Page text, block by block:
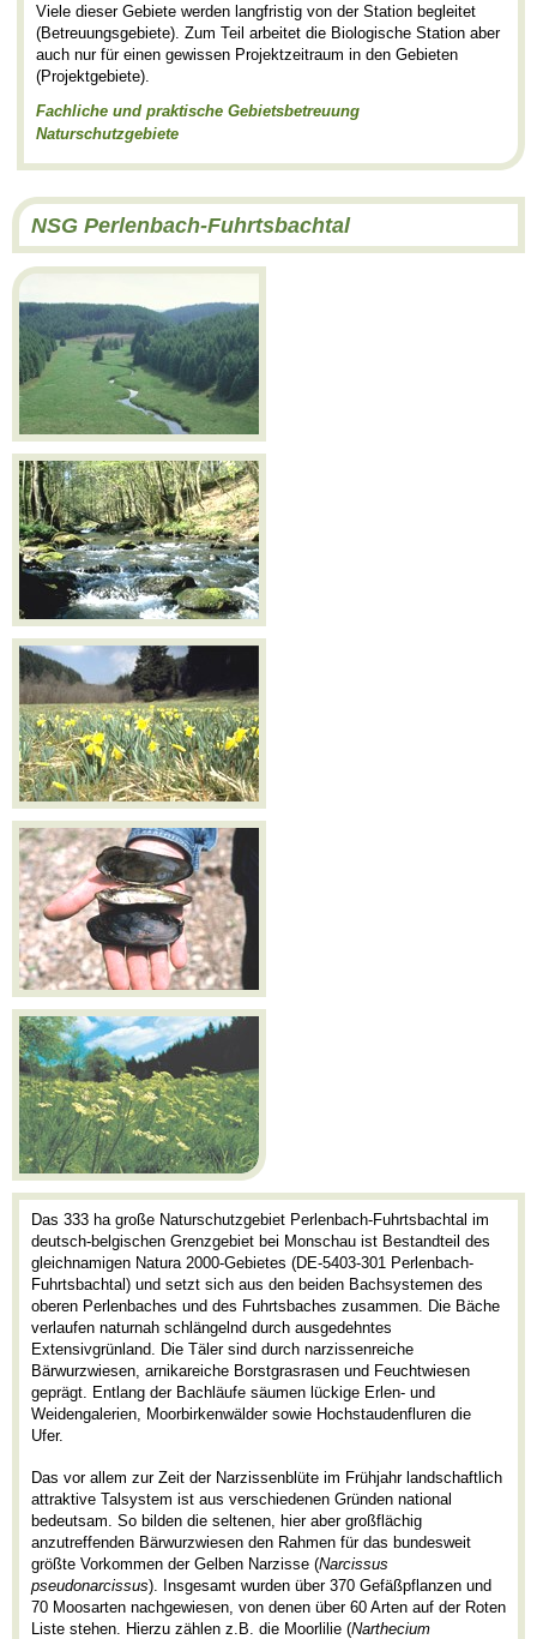
Viele dieser Gebiete werden langfristig von der Station begleitet
(Betreuungsgebiete). Zum Teil arbeitet die Biologische Station aber
auch nur für einen gewissen Projektzeitraum in den Gebieten
(Projektgebiete).
Fachliche und praktische Gebietsbetreuung
Naturschutzgebiete
NSG Perlenbach-Fuhrtsbachtal
Das 333 ha große Naturschutzgebiet Perlenbach-Fuhrtsbachtal im
deutsch-belgischen Grenzgebiet bei Monschau ist Bestandteil des
gleichnamigen Natura 2000-Gebietes (DE-5403-301 Perlenbach-
Fuhrtsbachtal) und setzt sich aus den beiden Bachsystemen des
oberen Perlenbaches und des Fuhrtsbaches zusammen. Die Bäche
verlaufen naturnah schlängelnd durch ausgedehntes
Extensivgrünland. Die Täler sind durch narzissenreiche
Bärwurzwiesen, arnikareiche Borstgrasrasen und Feuchtwiesen
geprägt. Entlang der Bachläufe säumen lückige Erlen- und
Weidengalerien, Moorbirkenwälder sowie Hochstaudenfluren die
Ufer.
Das vor allem zur Zeit der Narzissenblüte im Frühjahr landschaftlich
attraktive Talsystem ist aus verschiedenen Gründen national
bedeutsam. So bilden die seltenen, hier aber großflächig
anzutreffenden Bärwurzwiesen den Rahmen für das bundesweit
größte Vorkommen der Gelben Narzisse (Narcissus
pseudonarcissus). Insgesamt wurden über 370 Gefäßpflanzen und
70 Moosarten nachgewiesen, von denen über 60 Arten auf der Roten
Liste stehen. Hierzu zählen z.B. die Moorlilie (Narthecium